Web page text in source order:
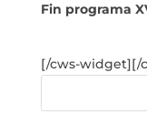
Fin programa
[/cws-widget][/